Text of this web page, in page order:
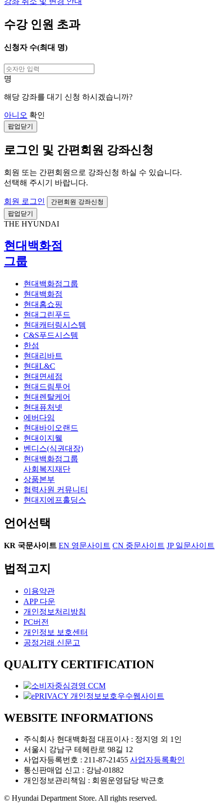
수강 인원 초과
신청자 수(최대 명)
명
해당 강좌를 대기 신청 하시겠습니까?
아니오 확인
팝업닫기
로그인 및 간편회원 강좌신청
회원 또는 간편회원으로 강좌신청 하실 수 있습니다.
선택해 주시기 바랍니다.
회원 로그인
간편회원 강좌신청
팝업닫기
THE HYUNDAI
현대백화점
그룹
현대백화점그룹
현대백화점
현대홈쇼핑
현대그린푸드
현대캐터링시스템
C&S푸드시스템
한섬
현대리바트
현대L&C
현대면세점
현대드림투어
현대렌탈케어
현대퓨처넷
에버다임
현대바이오랜드
현대이지웰
벤디스(식권대장)
현대백화점그룹
사회복지재단
상품본부
협력사원 커뮤니티
현대지에프홀딩스
언어선택
KR 국문사이트 EN 영문사이트 CN 중문사이트 JP일문사이트
법적고지
이용약관
APP 다운
개인정보처리방침
PC버전
개인정보 보호센터
공정거래 신문고
QUALITY CERTIFICATION
WEBSITE INFORMATIONS
주식회사 현대백화점 대표이사 : 정지영 외 1인
서울시 강남구 테헤란로 98길 12
사업자등록번호 : 211-87-21455 사업자등록확인
통신판매업 신고 : 강남-01882
개인정보관리책임 : 회원운영담당 박근호
© Hyundai Department Store. All rights reserved.